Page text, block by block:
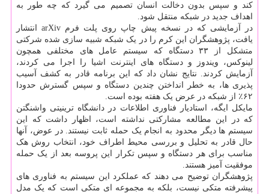
کند و سپس بدون دخالت انسان تصمیم می گیرد که چه طور به
اهداف جدید در شبکه منتقل شود.
در آزمایشی که در نسخه پیش چاپ روی پلت فرم arXiv انتشار
یافت، پژوهشگران این کرم را در یک شبکه شبیه سازی شده شرکتی
متشکل از ۳۳ دستگاه که سیستم عامل های مختلفی همچون
لینوکس، ویندوز و دستگاه های اینترنت اشیا را اجرا می کردند،
آزمایش کردند. نتایج نشان داد که این برنامه قادر به کشف آسیب
پذیری ها، به خطر انداختن چندین دستگاه و سپس گسترش حدودا
۶۲٪ از شبکه در عرض یک هفته بوده است.
مایکل ایگه، استادیار فناوری اطلاعات در دانشگاه ترینیتی واشنگتن
که در این مطالعه مشارکتی نداشته است، اظهار داشت که این
سیستم ها دیگر محدود به انجام یک حمله ثابت نیستند. در عوض، آنها
حال قادر به تحلیل و بررسی محیط اطراف خود، انتخاب روش هک
مناسب برای هر دستگاه و سپس تکرار این پروسه بعد از یک حمله
موفقیت آمیز هستند.
پژوهشگران توضیح می دهند که عملکرد این سیستم به فناوری های
پیشرفته متکی نیست، بلکه به مجموعه ای متکی است که یک مدل